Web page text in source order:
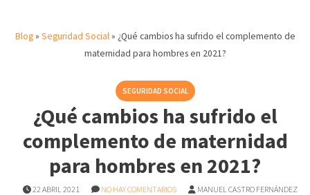
Blog» Seguridad Social» ¿Qué cambios ha sufrido el complemento de
maternidad para hombres en 2021?
SEGURIDAD SOCIAL
¿Qué cambios ha sufrido el
complemento de maternidad
para hombres en 2021?
22 ABRIL 2021 NO HAY COMENTARIOS MANUEL CASTRO FERNÁNDEZ